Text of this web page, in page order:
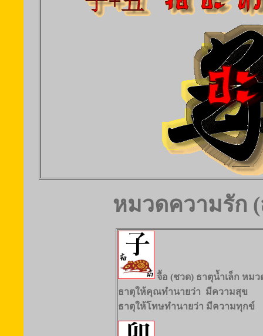
หมวดความรัก
จื้อ (ชวด) ธาตุน้ำเล็ก หม
ธาตุให้คุณทำนายว่า มีความสุข
ธาตุให้โทษทำนายว่า มีความทุกข์